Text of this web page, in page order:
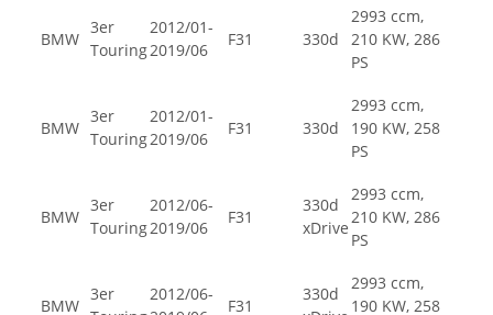
BMW
3er
Touring
2012/01-
2019/06
F31 330d
2993 ccm,
210 KW, 286
PS
BMW
3er
Touring
2012/01-
2019/06
F31 330d
2993 ccm,
190 KW, 258
PS
BMW
3er
Touring
2012/06-
2019/06
F31
330d
xDrive
2993 ccm,
210 KW, 286
PS
BMW
3er
2012/06-
F31
330d
2993 ccm,
190 KW, 258